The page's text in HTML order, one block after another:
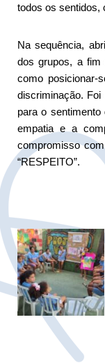
todos os sentidos,
Na sequência,
dos grupos, a fim
como posicionar-
discriminação.
para o
empatia e a
compromisso
“RESPEITO”.